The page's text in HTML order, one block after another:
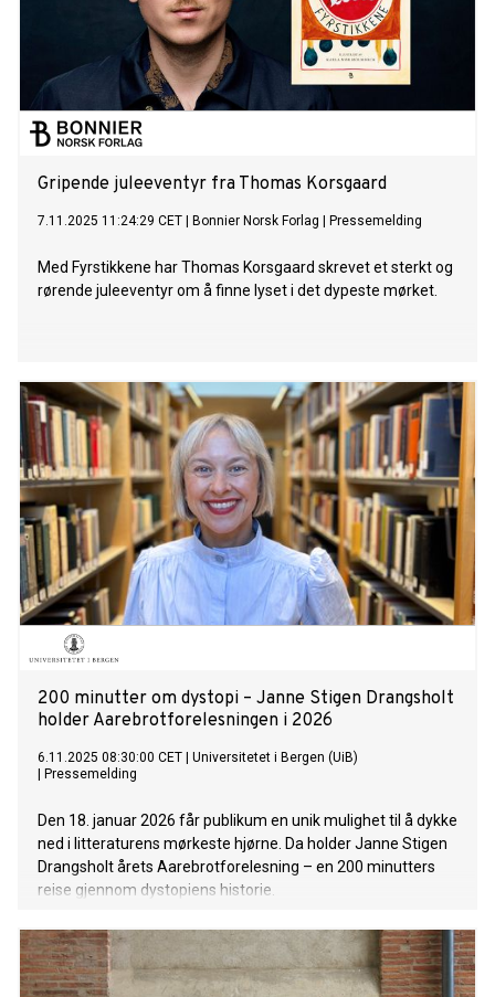
Gripende juleeventyr fra Thomas Korsgaard
7.11.2025 11:24:29 CET Bonnier Norsk Forlag Pressemelding
Med Fyrstikkene har Thomas Korsgaard skrevet et sterkt og
rørende juleeventyr om å finne lyset i det dypeste mørket.
200 minutter om dystopi – Janne Stigen Drangsholt
holder Aarebrotforelesningen i 2026
6.11.2025 08:30:00 CET
Universitetet i Bergen (UiB)
Pressemelding
Den 18. januar 2026 får publikum en unik mulighet til å dykke
ned i litteraturens mørkeste hjørne. Da holder Janne Stigen
Drangsholt årets Aarebrotforelesning – en 200 minutters
reise gjennom dystopiens historie.